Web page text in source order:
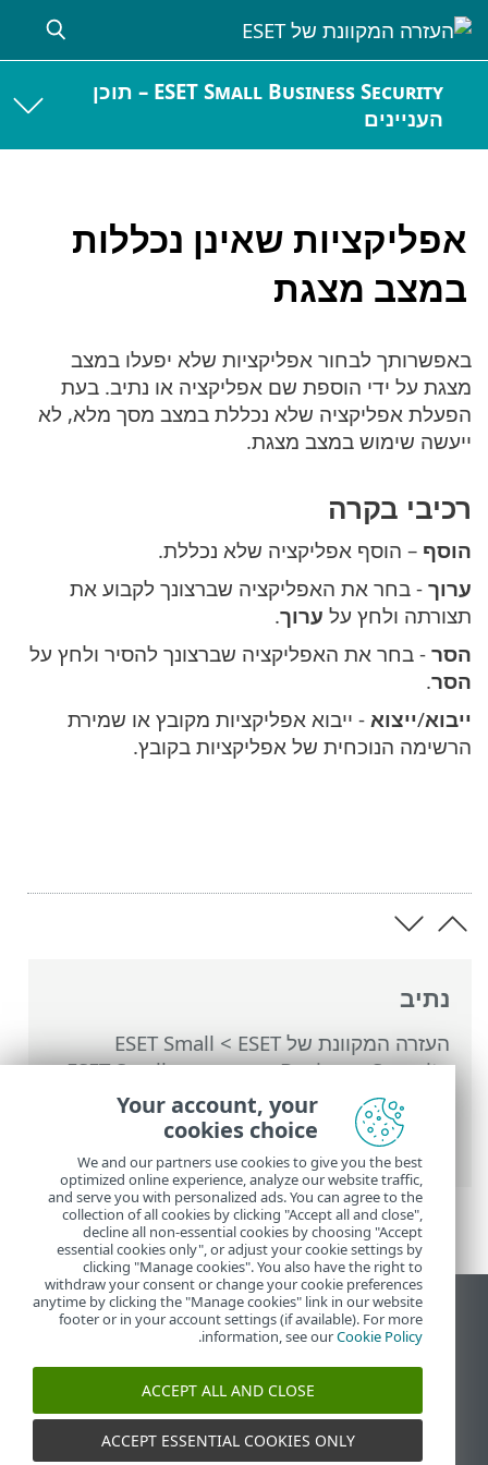
ESET Small Business Security – תוכן
העניינים
אפליקציות שאינן נכללות
במצב מצגת
נתיב
העזרה המקוונת של ESET >
ESET Small
Business Security
>
עבודה עם ESET Small
Business Security
> הגדרות מתקדמות
ממשק משתמש>מצב מצגת> אפליקציות
שאינן נכללות במצב מצגת
באפשרותך לבחור אפליקציות שלא יפעלו במצב
מצגת על ידי הוספת שם אפליקציה או נתיב. בעת
הפעלת אפליקציה שלא נכללת במצב מסך מלא, לא
ייעשה שימוש במצב מצגת.
רכיבי בקרה
הוסף – הוסף אפליקציה שלא נכללת.
ערוך - בחר את האפליקציה שברצונך לקבוע את
תצורתה ולחץ על ערוך.
הסר - בחר את האפליקציה שברצונך להסיר ולחץ על
הסר.
ייבוא/ייצוא - ייבוא אפליקציות מקובץ או שמירת
הרשימה הנוכחית של אפליקציות בקובץ.
הצג את האתר למחשב
End of Life
מאגר הידע של ESET
ESET Status Portal
תמיכה אזורית
Your account, your
cookies choice
We and our partners use cookies to give you the best
optimized online experience, analyze our website traffic,
and serve you with personalized ads. You can agree to the
collection of all cookies by clicking "Accept all and close",
decline all non-essential cookies by choosing "Accept
essential cookies only", or adjust your cookie settings by
clicking "Manage cookies". You also have the right to
withdraw your consent or change your cookie preferences
anytime by clicking the "Manage cookies" link in our website
footer or in your account settings (if available). For more
information, see ourCookie Policy
.
ACCEPT ALL AND CLOSE
ACCEPT ESSENTIAL COOKIES ONLY